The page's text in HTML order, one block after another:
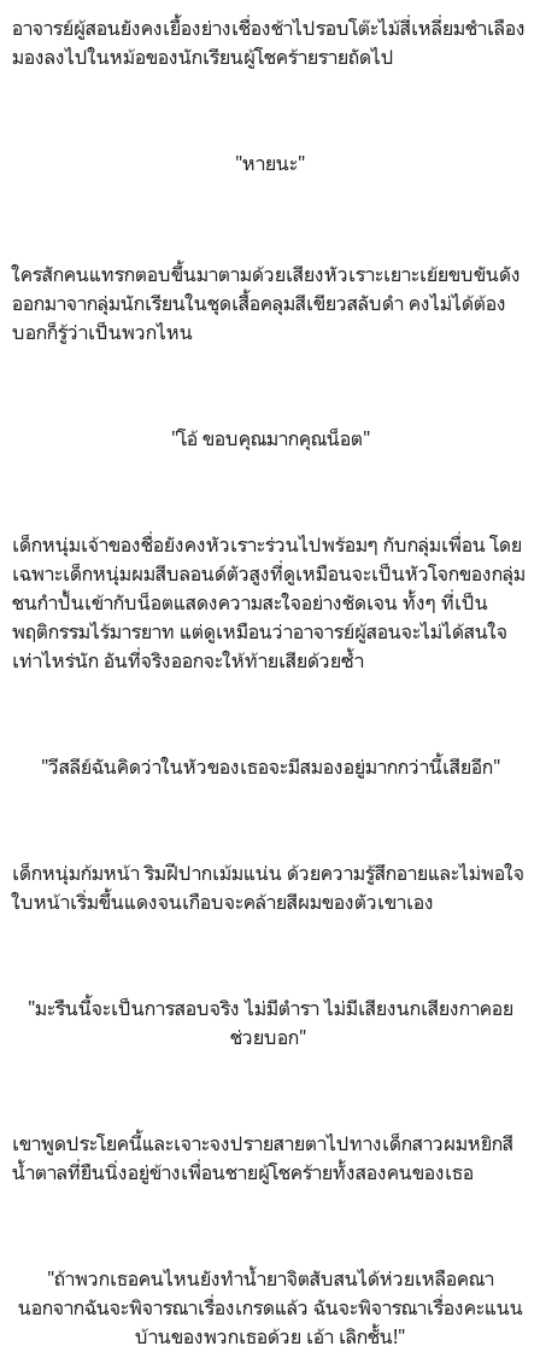
อาจารย์ผู้สอนยังคงเยื้องย่างเชื่องช้าไปรอบโต๊ะไม้สี่เหลี่ยมชำเลือง
มองลงไปในหม้อของนักเรียนผู้โชคร้ายรายถัดไป
"หายนะ"
ใครสักคนแทรกตอบขึ้นมาตามด้วยเสียงหัวเราะเยาะเย้ยขบขันดัง
ออกมาจากลุ่มนักเรียนในชุดเสื้อคลุมสีเขียวสลับดำ คงไม่ได้ต้อง
บอกก็รู้ว่าเป็นพวกไหน
"โอ้ ขอบคุณมากคุณน็อต"
เด็กหนุ่มเจ้าของชื่อยังคงหัวเราะร่วนไปพร้อมๆ กับกลุ่มเพื่อน โดย
เฉพาะเด็กหนุ่มผมสีบลอนด์ตัวสูงที่ดูเหมือนจะเป็นหัวโจกของกลุ่ม
ชนกำปั้นเข้ากับน็อตแสดงความสะใจอย่างชัดเจน ทั้งๆ ที่เป็น
พฤติกรรมไร้มารยาท แต่ดูเหมือนว่าอาจารย์ผู้สอนจะไม่ได้สนใจ
เท่าไหร่นัก อันที่จริงออกจะให้ท้ายเสียด้วยซ้ำ
"วีสลีย์ฉันคิดว่าในหัวของเธอจะมีสมองอยู่มากกว่านี้เสียอีก"
เด็กหนุ่มก้มหน้า ริมฝีปากเม้มแน่น ด้วยความรู้สึกอายและไม่พอใจ
ใบหน้าเริ่มขึ้นแดงจนเกือบจะคล้ายสีผมของตัวเขาเอง
"มะรืนนี้จะเป็นการสอบจริง ไม่มีตำรา ไม่มีเสียงนกเสียงกาคอย
ช่วยบอก"
เขาพูดประโยคนี้และเจาะจงปรายสายตาไปทางเด็กสาวผมหยิกสี
น้ำตาลที่ยืนนิ่งอยู่ข้างเพื่อนชายผู้โชคร้ายทั้งสองคนของเธอ
"ถ้าพวกเธอคนไหนยังทำน้ำยาจิตสับสนได้ห่วยเหลือคณา
นอกจากฉันจะพิจารณาเรื่องเกรดแล้ว ฉันจะพิจารณาเรื่องคะแนน
บ้านของพวกเธอด้วย เอ้า เลิกชั้น!"